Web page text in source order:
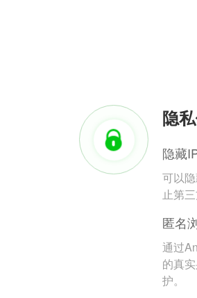
隐
隐藏
可以
止第
匿名
通过
的真
护。